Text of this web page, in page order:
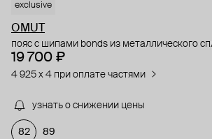
exclusive
OMUT
пояс с шипами bonds из металлического
19 700 ₽
4 925 x 4 при оплате частями
узнать о снижении цены
82 89